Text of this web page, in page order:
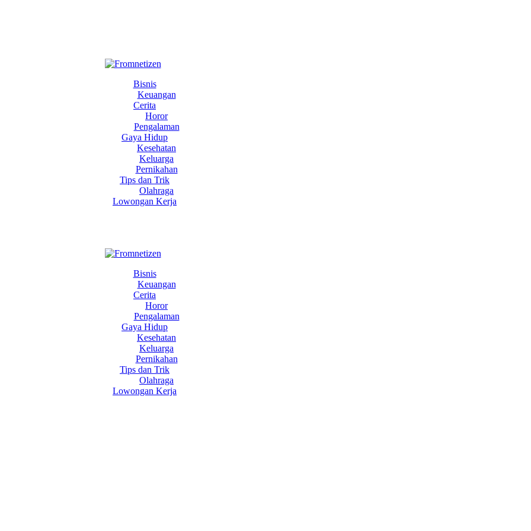
Bisnis
Keuangan
Cerita
Horor
Pengalaman
Gaya Hidup
Kesehatan
Keluarga
Pernikahan
Tips dan Trik
Olahraga
Lowongan Kerja
Bisnis
Keuangan
Cerita
Horor
Pengalaman
Gaya Hidup
Kesehatan
Keluarga
Pernikahan
Tips dan Trik
Olahraga
Lowongan Kerja